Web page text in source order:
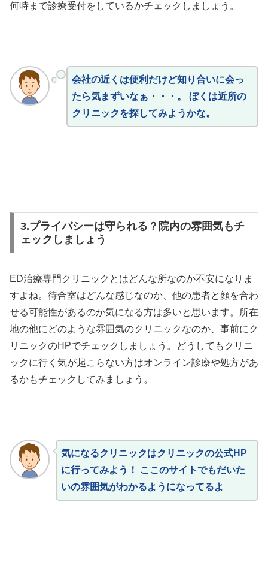
何時まで診療受付をしているかチェックしましょう。
会社の近くは便利だけど知り合いに会っ
たら気まずいなぁ・・・。 ぼくは近所の
クリニックを探してみようかな。
3.プライバシーは守られる？院内の雰囲気もチ
ェックしましょう
ED治療専門クリニックとはどんな所なのか不安になりま
すよね。待合室はどんな感じなのか、他の患者と顔を合わ
せる可能性があるのか気になる方は多いと思います。所在
地の他にどのような雰囲気のクリニックなのか、事前にク
リニックのHPでチェックしましょう。どうしてもクリニ
ックに行く気が起こらない方はオンライン診療や処方があ
るかもチェックしてみましょう。
気になるクリニックはクリニックの公式HP
に行ってみよう！ ここのサイトでもだいた
いの雰囲気がわかるようになってるよ